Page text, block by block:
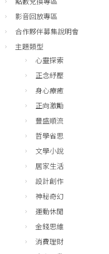
影音回放專區
合作夥伴募集說明會
主題類型
心靈探索
正念紓壓
身心療癒
正向激勵
豐盛順流
哲學省思
文學小說
居家生活
設計創作
神秘奇幻
運動休閒
金錢思維
消費理財